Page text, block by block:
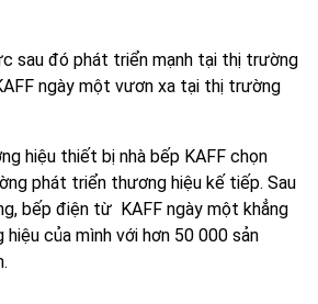
sau đó phát triển mạnh tại thị trường
ngày một vươn xa tại thị trường
hiệu thiết bị nhà bếp KAFF chọn
phát triển thương hiệu kế tiếp. Sau
bếp điện từ KAFF ngày một khẳng
của mình với hơn 50 000 sản